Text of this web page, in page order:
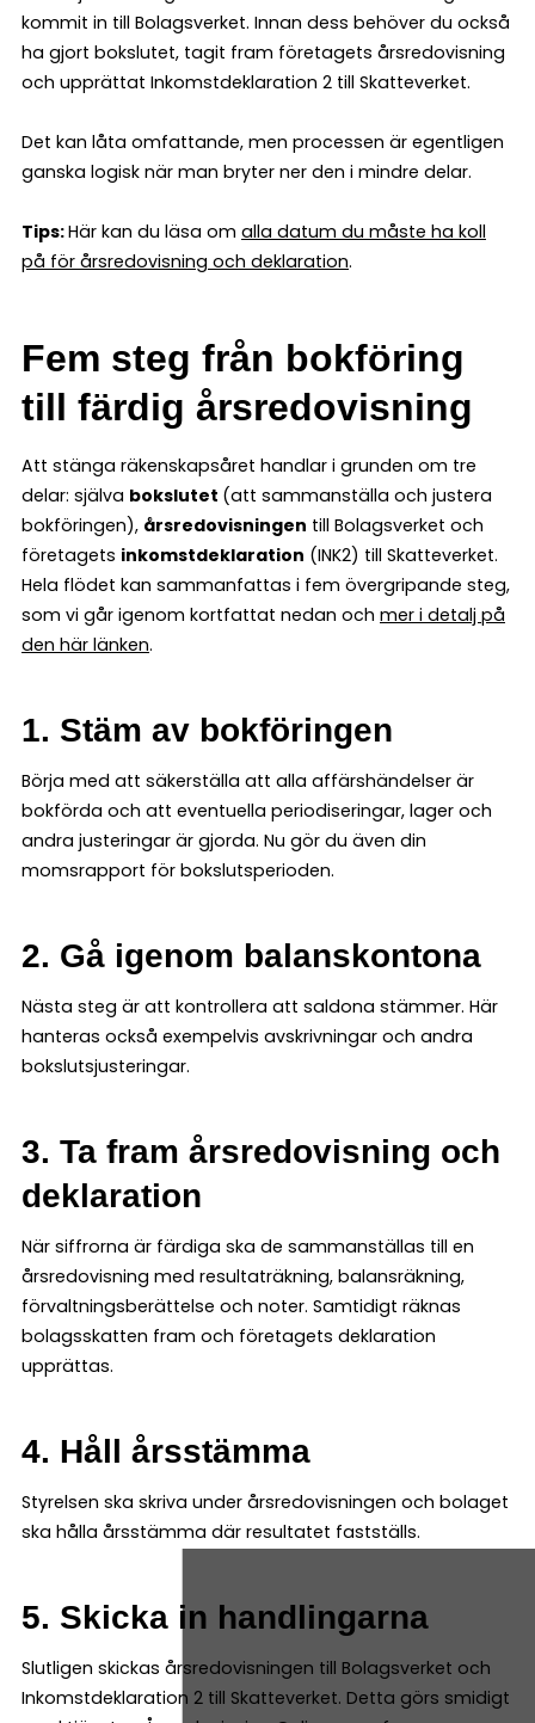
kommit in till Bolagsverket. Innan dess behöver du också
ha gjort bokslutet, tagit fram företagets årsredovisning
och upprättat Inkomstdeklaration 2 till Skatteverket.
Det kan låta omfattande, men processen är egentligen
ganska logisk när man bryter ner den i mindre delar.
Tips:Här kan du läsa om alla datum du måste ha koll
på för årsredovisning och deklaration.
Fem steg från bokföring
till färdig årsredovisning
Att stänga räkenskapsåret handlar i grunden om tre
delar: själva bokslutet (att sammanställa och justera
bokföringen), årsredovisningen till Bolagsverket och
företagets inkomstdeklaration (INK2) till Skatteverket.
Hela flödet kan sammanfattas i fem övergripande steg,
som vi går igenom kortfattat nedan och mer i detalj på
den här länken.
1. Stäm av bokföringen
Börja med att säkerställa att alla affärshändelser är
bokförda och att eventuella periodiseringar, lager och
andra justeringar är gjorda. Nu gör du även din
momsrapport för bokslutsperioden.
2. Gå igenom balanskontona
Nästa steg är att kontrollera att saldona stämmer. Här
hanteras också exempelvis avskrivningar och andra
bokslutsjusteringar.
3. Ta fram årsredovisning och
deklaration
När siffrorna är färdiga ska de sammanställas till en
årsredovisning med resultaträkning, balansräkning,
förvaltningsberättelse och noter. Samtidigt räknas
bolagsskatten fram och företagets deklaration
upprättas.
4. Håll årsstämma
Styrelsen ska skriva under årsredovisningen och bolaget
ska hålla årsstämma där resultatet fastställs.
5. Skicka in handlingarna
Slutligen skickas årsredovisningen till Bolagsverket och
Inkomstdeklaration 2 till Skatteverket. Detta görs smidigt